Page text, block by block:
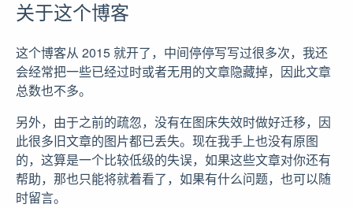
关于这个博客
这个博客从 2015 就开了，中间停停写写过很多次，我还
会经常把一些已经过时或者无用的文章隐藏掉，因此文章
总数也不多。
另外，由于之前的疏忽，没有在图床失效时做好迁移，因
此很多旧文章的图片都已丢失。现在我手上也没有原图
的，这算是一个比较低级的失误，如果这些文章对你还有
帮助，那也只能将就着看了，如果有什么问题，也可以随
时留言。